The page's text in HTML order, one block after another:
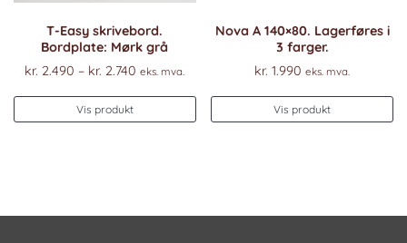
T-Easy skrivebord.
Bordplate: Mørk grå
kr. 2.490 – kr. 2.740 Prisområde:
kr. 2.740
eks. mva.
Vis produkt
Dette
produktet
kan
Nova A 140×80. Lagerføres i
3 farger.
kr. 1.990 eks. mva.
Vis produkt